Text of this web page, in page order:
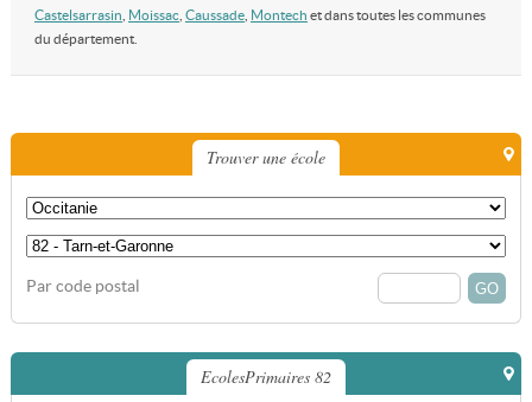
Castelsarrasin Moissac, Caussade, Montech et dans toutes les communes
du département.
Trouver une école
Par code postal
EcolesPrimaires 82